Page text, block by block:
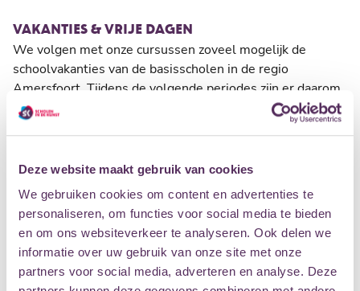
Deze website maakt gebruik van cookies
We gebruiken cookies om content en advertenties te
personaliseren, om functies voor social media te bieden
en om ons websiteverkeer te analyseren. Ook delen we
informatie over uw gebruik van onze site met onze
partners voor social media, adverteren en analyse. Deze
VAKANTIES & VRIJE DAGEN
We volgen met onze cursussen zoveel mogelijk de
schoolvakanties van de basisscholen in de regio
Amersfoort. Tijdens de volgende periodes zijn er daarom
geen reguliere cursussen en lessen:
Zomervakantie 2026:maandag 20 juli t/m zondag 30
Herfstvakantie:maandag 19 t/m zondag 25 oktober 2026
Kerstvakantie: maandag 21 december 2026 t/m zondag 3
januari 2027
Voorjaarsvakantie:maandag 22 t/m zondag 28 februari
2027
Pasen:zondag 28 en maandag 29 maart 2027